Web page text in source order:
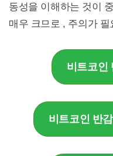
동성을 이해하는 것이
매우 크므로 , 주의가 필
비트코인
비트코인 반